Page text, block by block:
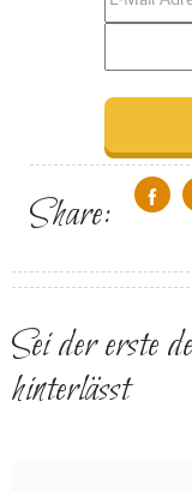
Share:
Sei der erste
hinterlässt